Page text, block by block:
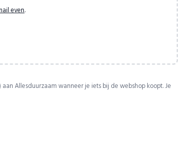
even.
Allesduurzaam wanneer je iets bij de webshop koopt. Je